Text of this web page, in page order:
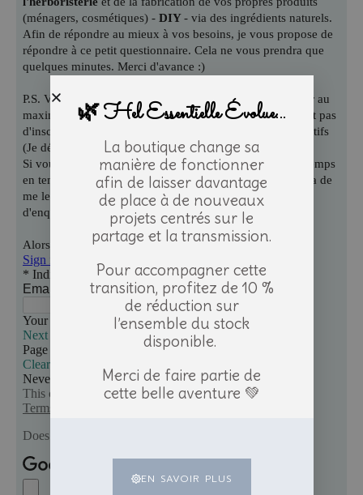
🌿 Hel Essentielle Évolue...
La boutique change sa
manière de fonctionner
afin de laisser davantage
de place à de nouveaux
projets centrés sur le
partage et la transmission.
Pour accompagner cette
transition, profitez de 10 %
de réduction sur
l’ensemble du stock
disponible.
Merci de faire partie de
cette belle aventure 💚
EN SAVOIR PLUS